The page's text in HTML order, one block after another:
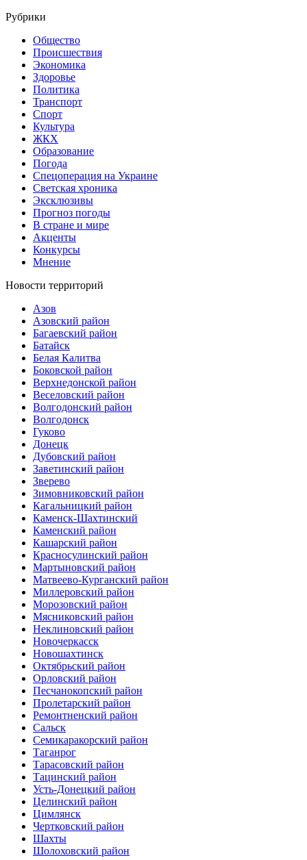
Рубрики
Общество
Происшествия
Экономика
Здоровье
Политика
Транспорт
Спорт
Культура
ЖКХ
Образование
Погода
Спецоперация на Украине
Светская хроника
Эксклюзивы
Прогноз погоды
В стране и мире
Акценты
Конкурсы
Мнение
Новости территорий
Азов
Азовский район
Багаевский район
Батайск
Белая Калитва
Боковской район
Верхнедонской район
Веселовский район
Волгодонский район
Волгодонск
Гуково
Донецк
Дубовский район
Заветинский район
Зверево
Зимовниковский район
Кагальницкий район
Каменск-Шахтинский
Каменский район
Кашарский район
Красносулинский район
Мартыновский район
Матвеево-Курганский район
Миллеровский район
Морозовский район
Мясниковский район
Неклиновский район
Новочеркасск
Новошахтинск
Октябрьский район
Орловский район
Песчанокопский район
Пролетарский район
Ремонтненский район
Сальск
Семикаракорский район
Таганрог
Тарасовский район
Тацинский район
Усть-Донецкий район
Целинский район
Цимлянск
Чертковский район
Шахты
Шолоховский район